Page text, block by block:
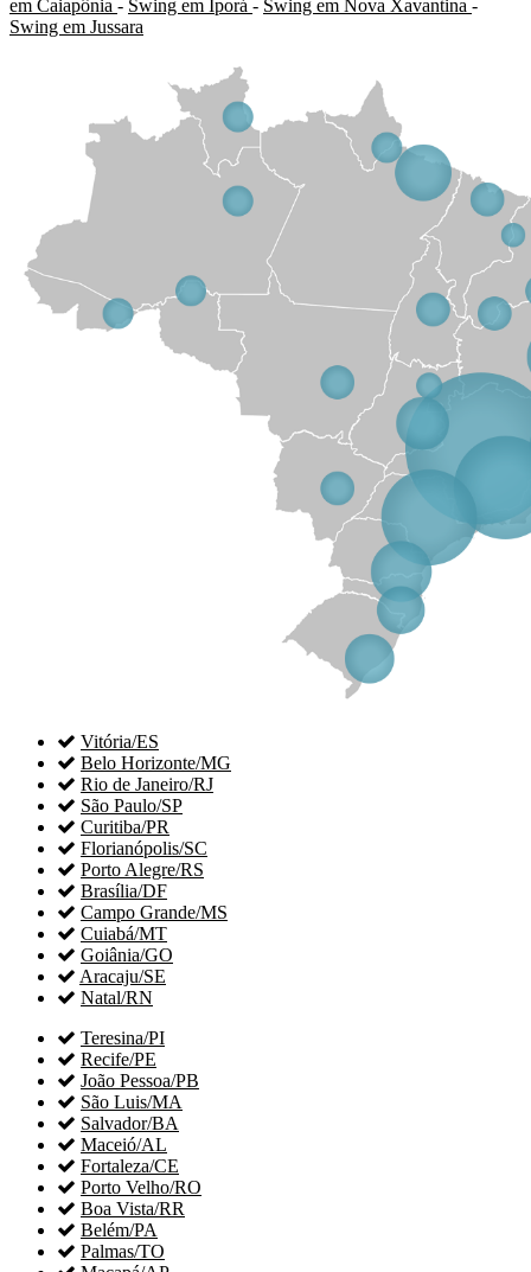
em Caiapônia - Swing em Iporá - Swing em Nova Xavantina -
Swing em Jussara
 Vitória/ES
 Belo Horizonte/MG
 Rio de Janeiro/RJ
 São Paulo/SP
 Curitiba/PR
 Florianópolis/SC
 Porto Alegre/RS
 Brasília/DF
 Campo Grande/MS
 Cuiabá/MT
 Goiânia/GO
 Aracaju/SE
 Natal/RN
 Teresina/PI
 Recife/PE
 João Pessoa/PB
 São Luis/MA
 Salvador/BA
 Maceió/AL
 Fortaleza/CE
 Porto Velho/RO
 Boa Vista/RR
 Belém/PA
 Palmas/TO